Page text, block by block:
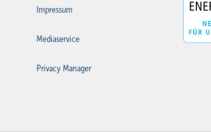
Impressum
Mediaservice
Privacy Manager